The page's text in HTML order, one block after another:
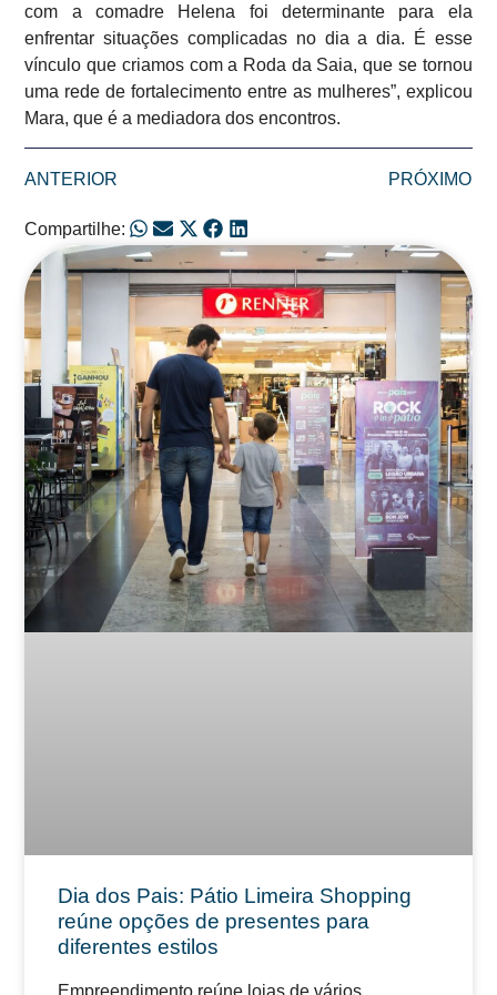
com a comadre Helena foi determinante para ela
enfrentar situações complicadas no dia a dia. É esse
vínculo que criamos com a Roda da Saia, que se tornou
uma rede de fortalecimento entre as mulheres”, explicou
Mara, que é a mediadora dos encontros.
ANTERIOR PRÓXIMO
Compartilhe:
Posts Relacionados
Dia dos Pais: Pátio Limeira Shopping
reúne opções de presentes para
diferentes estilos